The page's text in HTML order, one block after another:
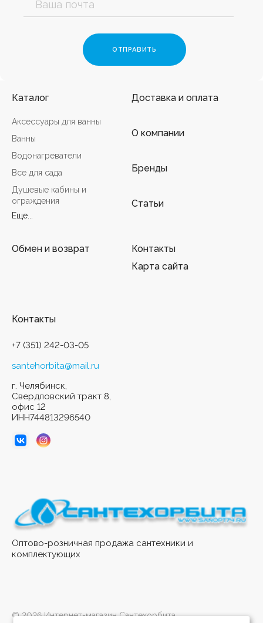
Оптово-розничная продажа сантехники и
комплектующих
Каталог
Аксессуары для ванны
Ванны
Водонагреватели
Все для сада
Душевые кабины и
ограждения
Еще...
Доставка и оплата
О компании
Бренды
Статьи
Обмен и возврат
Контакты
Карта сайта
Контакты
+7 (351) 242-03-05
santehorbita@mail.ru
г. Челябинск,
Свердловский тракт 8,
офис 12
ИНН744813296540
© 2026 Интернет-магазин Сантехорбита